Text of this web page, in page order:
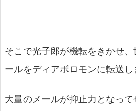
そこで光子郎が機転をきかせ
ールをディアボロモンに転送し
大量のメールが抑止力となっ